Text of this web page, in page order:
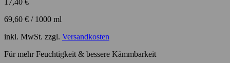
69,60 € / 1000 ml
inkl. MwSt. zzgl. Versandkosten
Für mehr Feuchtigkeit & bessere Kämmbarkeit